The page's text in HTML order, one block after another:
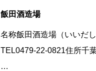
飯田酒造場
名称飯田酒造場（いいだ
TEL0479-22-0821住所千
…